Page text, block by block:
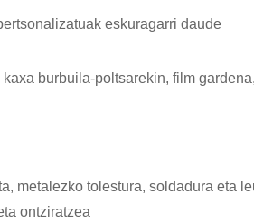
eskuragarri daude
burbuila-poltsarekin, film
metalezko tolestura, soldadura eta
ontziratzea